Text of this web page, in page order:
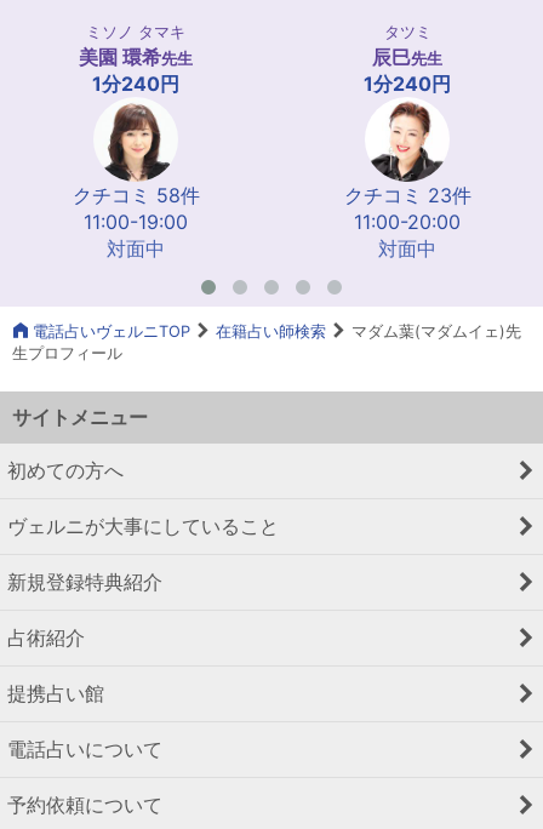
ミソノ タマキ
美園 環希先生
1分240円
クチコミ 58件
11:00-19:00
対面中
タツミ
辰巳先生
1分240円
クチコミ 23件
11:00-20:00
対面中
電話占いヴェルニTOP 在籍占い師検索
マダム葉(マダムイェ)先
生プロフィール
サイトメニュー
初めての方へ
ヴェルニが大事にしていること
新規登録特典紹介
占術紹介
提携占い館
電話占いについて
予約依頼について